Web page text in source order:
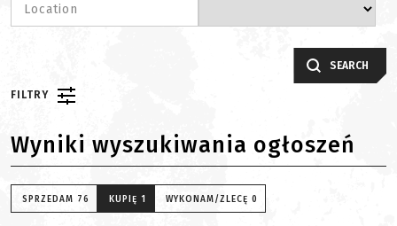
Location
SEARCH
FILTRY
Wyniki wyszukiwania ogłoszeń
SPRZEDAM 76 KUPIĘ 1 WYKONAM/ZLECĘ 0